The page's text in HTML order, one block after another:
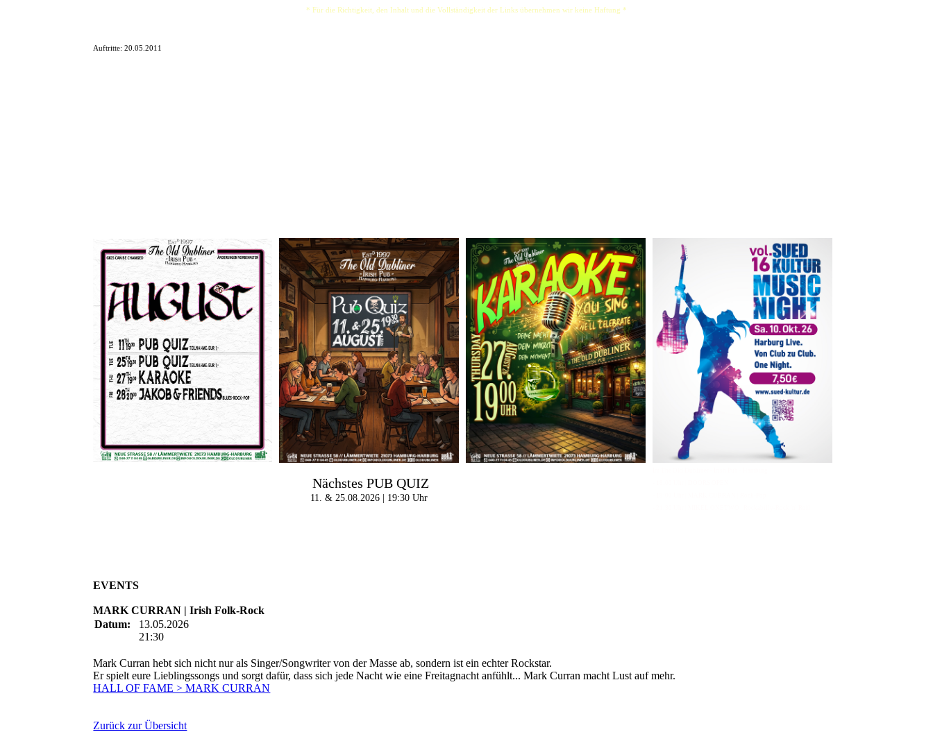
* Für die Richtigkeit, den Inhalt und die Vollständigkeit der Links übernehmen wir keine Haftung *
Auftritte:20.05.2011
Nächstes PUB QUIZ
11. & 25.08.2026 | 19:30 Uhr
EVENTS
MARK CURRAN | Irish Folk-Rock
Datum:
13.05.2026
21:30
Mark Curran hebt sich nicht nur als Singer/Songwriter von der Masse ab, sondern ist ein echter Rockstar.
Er spielt eure Lieblingssongs und sorgt dafür, dass sich jede Nacht wie eine Freitagnacht anfühlt... Mark Curran macht Lust auf mehr.
HALL OF FAME > MARK CURRAN
Zurück zur Übersicht